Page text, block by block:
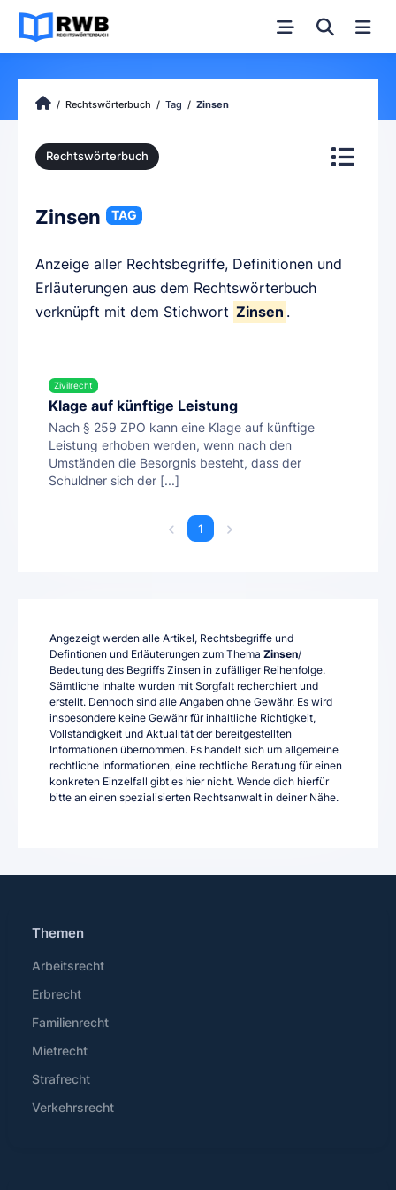
Rechtswörterbuch Tag Zinsen
Rechtswörterbuch
Zinsen TAG
Anzeige aller Rechtsbegriffe, Definitionen und
Erläuterungen aus dem Rechtswörterbuch
verknüpft mit dem Stichwort Zinsen .
Zivilrecht
Klage auf künftige Leistung
Nach § 259 ZPO kann eine Klage auf künftige
Leistung erhoben werden, wenn nach den
Umständen die Besorgnis besteht, dass der
Schuldner sich der [...]
1
Angezeigt werden alle Artikel, Rechtsbegriffe und
Defintionen und Erläuterungen zum Thema Zinsen/
Bedeutung des Begriffs Zinsen in zufälliger Reihenfolge.
Sämtliche Inhalte wurden mit Sorgfalt recherchiert und
erstellt. Dennoch sind alle Angaben ohne Gewähr. Es wird
insbesondere keine Gewähr für inhaltliche Richtigkeit,
Vollständigkeit und Aktualität der bereitgestellten
Informationen übernommen. Es handelt sich um allgemeine
rechtliche Informationen, eine rechtliche Beratung für einen
konkreten Einzelfall gibt es hier nicht. Wende dich hierfür
bitte an einen spezialisierten Rechtsanwalt in deiner Nähe.
Themen
Arbeitsrecht
Erbrecht
Familienrecht
Mietrecht
Strafrecht
Verkehrsrecht